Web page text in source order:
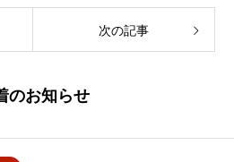
次の記事
のお知らせ